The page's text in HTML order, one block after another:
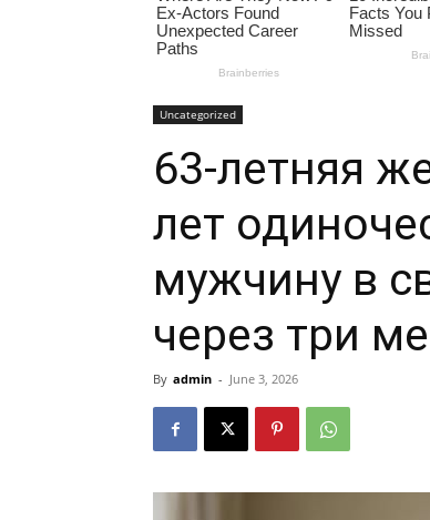
Uncategorized
63-летняя
лет
мужчину в
через три
By admin - June 3, 2026